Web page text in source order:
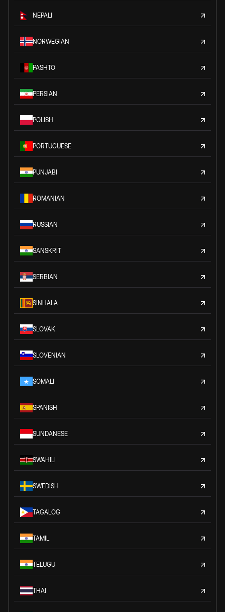
NEPALI
NORWEGIAN
PASHTO
PERSIAN
POLISH
PORTUGUESE
PUNJABI
ROMANIAN
RUSSIAN
SANSKRIT
SERBIAN
SINHALA
SLOVAK
SLOVENIAN
SOMALI
SPANISH
SUNDANESE
SWAHILI
SWEDISH
TAGALOG
TAMIL
TELUGU
THAI